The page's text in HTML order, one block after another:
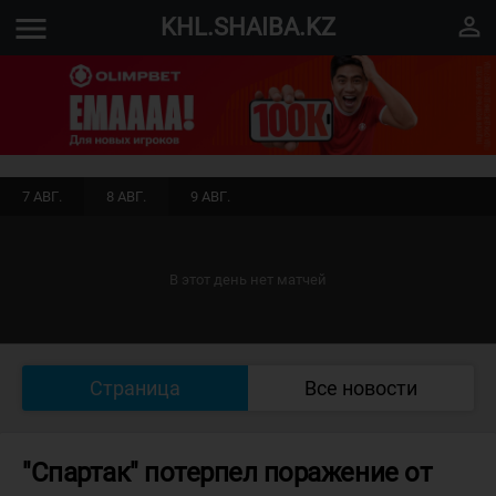
menu KHL.SHAIBA.KZ perm_identity
7 АВГ. 8 АВГ. 9 АВГ.
В этот день нет матчей
Страница Все новости
"Спартак" потерпел поражение от